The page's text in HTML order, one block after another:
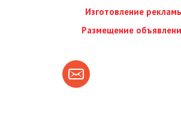
Изготовление
Размещение